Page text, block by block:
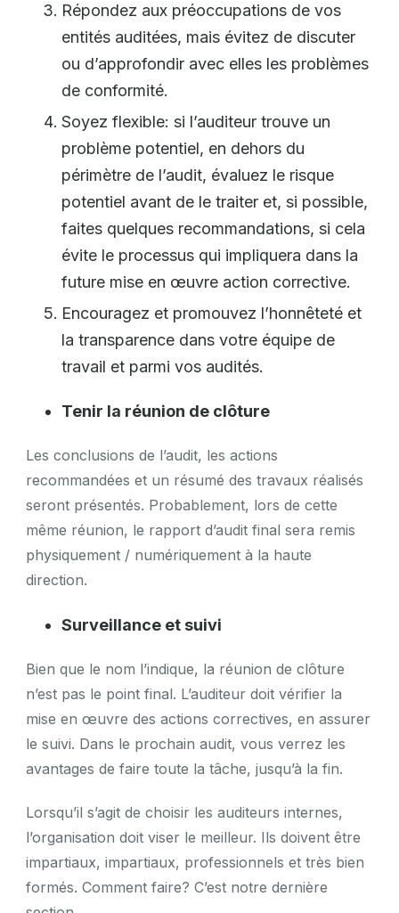
Répondez aux préoccupations de vos
entités auditées, mais évitez de discuter
ou d’approfondir avec elles les problèmes
de conformité.
Soyez flexible: si l’auditeur trouve un
problème potentiel, en dehors du
périmètre de l’audit, évaluez le risque
potentiel avant de le traiter et, si possible,
faites quelques recommandations, si cela
évite le processus qui impliquera dans la
future mise en œuvre action corrective.
Encouragez et promouvez l’honnêteté et
la transparence dans votre équipe de
travail et parmi vos audités.
Tenir la réunion de clôture
Les conclusions de l’audit, les actions
recommandées et un résumé des travaux réalisés
seront présentés. Probablement, lors de cette
même réunion, le rapport d’audit final sera remis
physiquement / numériquement à la haute
direction.
Surveillance et suivi
Bien que le nom l’indique, la réunion de clôture
n’est pas le point final. L’auditeur doit vérifier la
mise en œuvre des actions correctives, en assurer
le suivi. Dans le prochain audit, vous verrez les
avantages de faire toute la tâche, jusqu’à la fin.
Lorsqu’il s’agit de choisir les auditeurs internes,
l’organisation doit viser le meilleur. Ils doivent être
impartiaux, impartiaux, professionnels et très bien
formés. Comment faire? C’est notre dernière